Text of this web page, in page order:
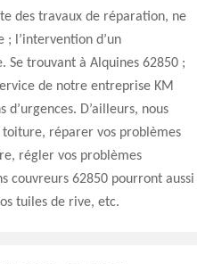
des travaux de réparation, ne
l’intervention d’un
Se trouvant à Alquines 62850 ;
de notre entreprise KM
d’urgences. D’ailleurs, nous
réparer vos problèmes
régler vos problèmes
couvreurs 62850 pourront aussi
tuiles de rive, etc.